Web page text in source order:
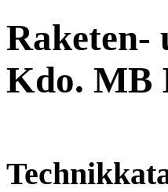
Raketen-
Kdo. MB